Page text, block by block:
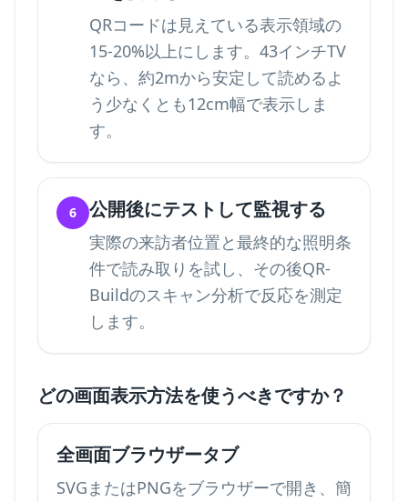
QRコードは見えている表示領域の
15-20%以上にします。43インチTV
なら、約2mから安定して読めるよ
う少なくとも12cm幅で表示しま
す。
6 公開後にテストして監視する
実際の来訪者位置と最終的な照明条
件で読み取りを試し、その後QR-
Buildのスキャン分析で反応を測定
します。
どの画面表示方法を使うべきですか？
全画面ブラウザータブ
SVGまたはPNGをブラウザーで開き、簡